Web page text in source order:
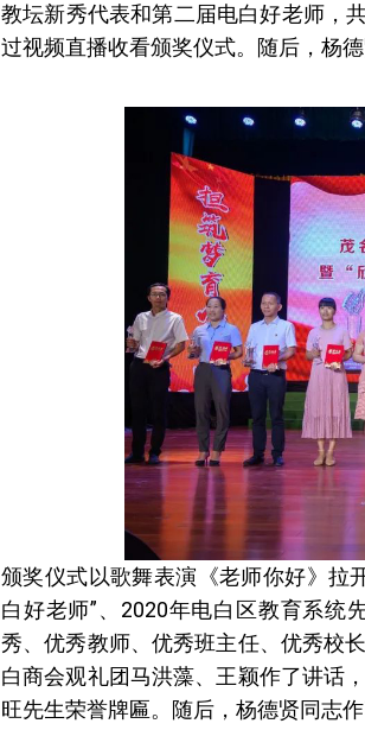
教坛新秀代表和第二届电白好老师，
过视频直播收看颁奖仪式。随后，杨德
颁奖仪式以歌舞表演《老师你好》拉
白好老师”、2020年电白区教育系统
秀、优秀教师、优秀班主任、优秀校
白商会观礼团马洪藻、王颖作了讲话
旺先生荣誉牌匾。随后，杨德贤同志作